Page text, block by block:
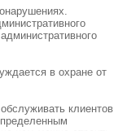
в охране от
клиентов